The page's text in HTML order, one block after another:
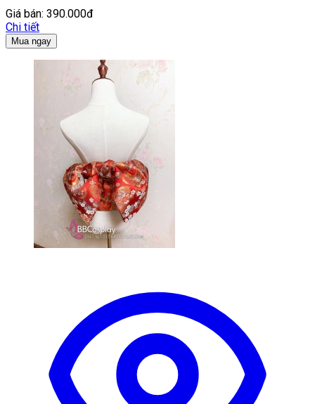
Giá bán: 390.000đ
Chi tiết
Mua ngay